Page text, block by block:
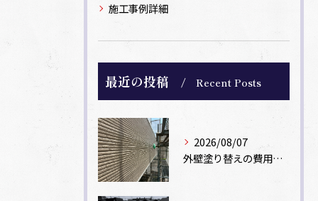
施工事例詳細
最近の投稿 Recent Posts
2026/08/07
外壁塗り替えの費用相場は？坪数別の価格目安と安く抑えるコツ【一級塗装士解説】